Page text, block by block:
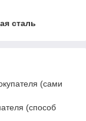
сталь
(сами
(способ